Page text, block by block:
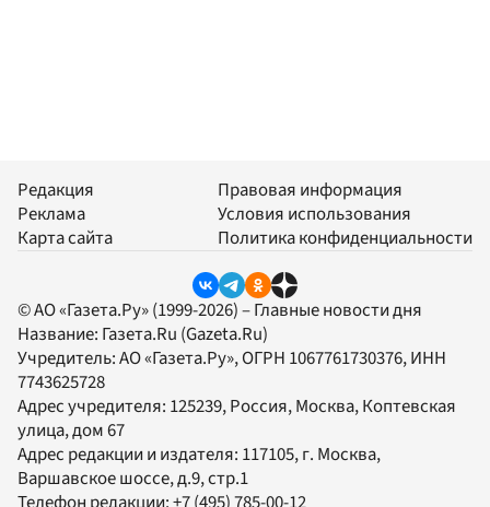
Редакция
Реклама
Карта сайта
Правовая информация
Условия использования
Политика конфиденциальности
© АО «Газета.Ру» (1999-2026) – Главные новости дня
Название: Газета.Ru (Gazeta.Ru)
Учредитель:АО «Газета.Ру», ОГРН 1067761730376, ИНН
7743625728
Адрес учредителя: 125239, Россия, Москва, Коптевская
улица, дом 67
Адрес редакции и издателя: 117105, г. Москва,
Варшавское шоссе, д.9, стр.1